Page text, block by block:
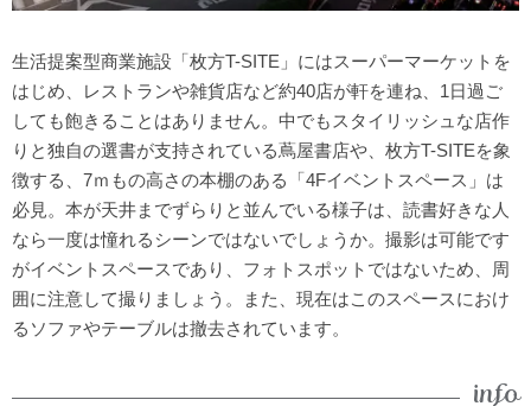
生活提案型商業施設「枚方T-SITE」にはスーパーマーケットを
はじめ、レストランや雑貨店など約40店が軒を連ね、1日過ご
しても飽きることはありません。中でもスタイリッシュな店作
りと独自の選書が支持されている蔦屋書店や、枚方T-SITEを象
徴する、7ｍもの高さの本棚のある「4Fイベントスペース」は
必見。本が天井までずらりと並んでいる様子は、読書好きな人
なら一度は憧れるシーンではないでしょうか。撮影は可能です
がイベントスペースであり、フォトスポットではないため、周
囲に注意して撮りましょう。また、現在はこのスペースにおけ
るソファやテーブルは撤去されています。